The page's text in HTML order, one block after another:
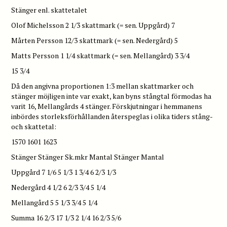
Stänger enl. skattetalet
Olof Michelsson 2 1/3 skattmark (= sen. Uppgård) 7
Mårten Persson 12/3 skattmark (= sen. Nedergård) 5
Matts Persson 1 1/4 skattmark (= sen. Mellangård) 3 3/4
15 3/4
Då den angivna proportionen 1:3 mellan skattmarker och
stänger möjligen inte var exakt, kan byns stångtal förmodas ha
varit 16, Mellangårds 4 stänger. Förskjutningar i hemmanens
inbördes storleksförhållanden återspeglas i olika tiders stång-
och skattetal:
1570 1601 1623
Stänger Stänger Sk.mkr Mantal Stänger Mantal
Uppgård 7 1/6 5 1/3 1 3/4 6 2/3 1/3
Nedergård 4 1/2 6 2/3 3/4 5 1/4
Mellangård 5 5 1/3 3/4 5 1/4
Summa 16 2/3 17 1/3 2 1/4 16 2/3 5/6